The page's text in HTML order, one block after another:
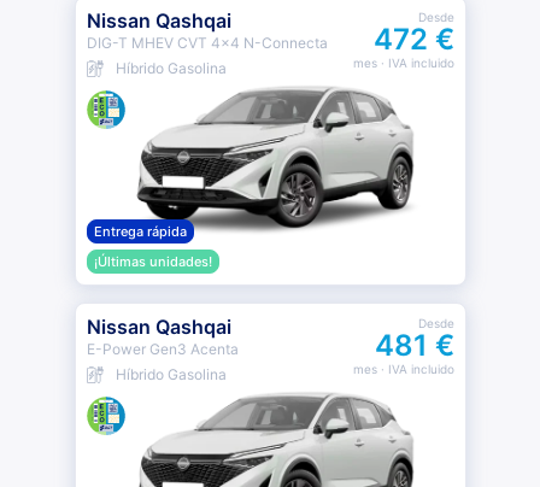
Nissan Qashqai
DIG-T MHEV CVT 4x4 N-Connecta
Híbrido Gasolina
Desde
472 €
mes· IVA incluido
Entrega rápida
¡Últimas unidades!
Nissan Qashqai
E-Power Gen3 Acenta
Híbrido Gasolina
Desde
481 €
mes· IVA incluido